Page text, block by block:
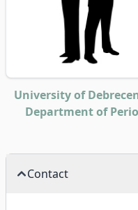
University of
Department of
Contact